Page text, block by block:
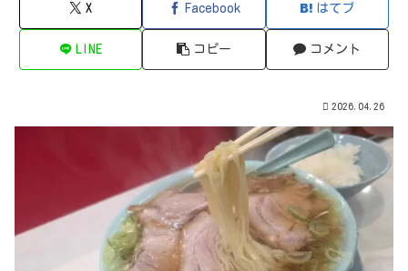
X Facebook はてブ
LINE コピー コメント
2026.04.26